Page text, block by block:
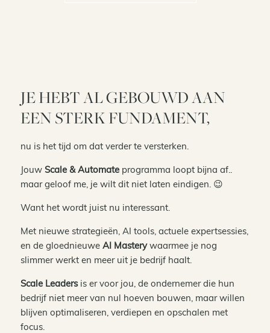
JE HEBT AL GEBOUWD AAN
EEN STERK FUNDAMENT,
nu is het tijd om dat verder te versterken.
Jouw Scale & Automate programma loopt bijna af..
maar geloof me, je wilt dit niet laten eindigen. 😉
Want het wordt juist nu interessant.
Met nieuwe strategieën, AI tools, actuele expertsessies,
en de gloednieuwe AI Masterywaarmee je nog
slimmer werkt en meer uit je bedrijf haalt.
Scale Leadersis er voor jou, de ondernemer die hun
bedrijf niet meer van nul hoeven bouwen, maar willen
blijven optimaliseren, verdiepen en opschalen met
focus.